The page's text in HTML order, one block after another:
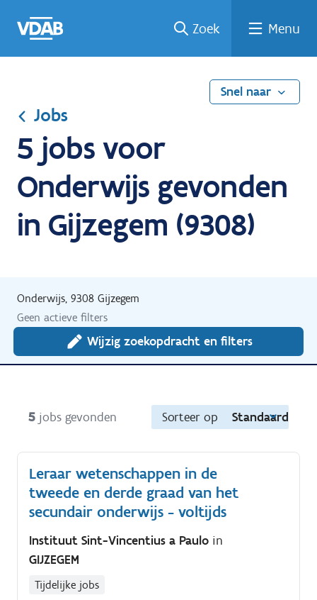
naar
een
een
job
naar
Zoek Menu
Snel naar
Jobs
5 jobs voor
Onderwijs gevonden
in Gijzegem (9308)
Onderwijs, 9308 Gijzegem
Geen actieve filters
Wijzig zoekopdracht en filters
5 jobs gevonden Sorteer op Standaard
Leraar wetenschappen in de
tweede en derde graad van het
secundair onderwijs - voltijds
Instituut Sint-Vincentius a Paulo in
GIJZEGEM
Tijdelijke jobs